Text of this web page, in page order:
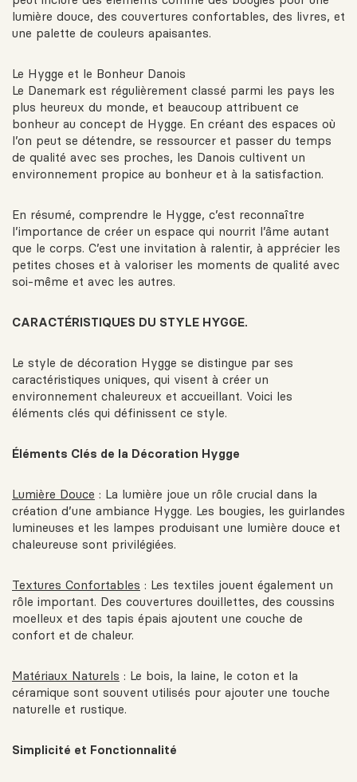
lumière douce, des couvertures confortables, des livres, et
une palette de couleurs apaisantes.
Le Hygge et le Bonheur Danois
Le Danemark est régulièrement classé parmi les pays les
plus heureux du monde, et beaucoup attribuent ce
bonheur au concept de Hygge. En créant des espaces où
l’on peut se détendre, se ressourcer et passer du temps
de qualité avec ses proches, les Danois cultivent un
environnement propice au bonheur et à la satisfaction.
En résumé, comprendre le Hygge, c’est reconnaître
l’importance de créer un espace qui nourrit l’âme autant
que le corps. C’est une invitation à ralentir, à apprécier les
petites choses et à valoriser les moments de qualité avec
soi-même et avec les autres.
CARACTÉRISTIQUES DU STYLE HYGGE.
Le style de décoration Hygge se distingue par ses
caractéristiques uniques, qui visent à créer un
environnement chaleureux et accueillant. Voici les
éléments clés qui définissent ce style.
Éléments Clés de la Décoration Hygge
Lumière Douce : La lumière joue un rôle crucial dans la
création d’une ambiance Hygge. Les bougies, les guirlandes
lumineuses et les lampes produisant une lumière douce et
chaleureuse sont privilégiées.
Textures Confortables : Les textiles jouent également un
rôle important. Des couvertures douillettes, des coussins
moelleux et des tapis épais ajoutent une couche de
confort et de chaleur.
Matériaux Naturels : Le bois, la laine, le coton et la
céramique sont souvent utilisés pour ajouter une touche
naturelle et rustique.
Simplicité et Fonctionnalité